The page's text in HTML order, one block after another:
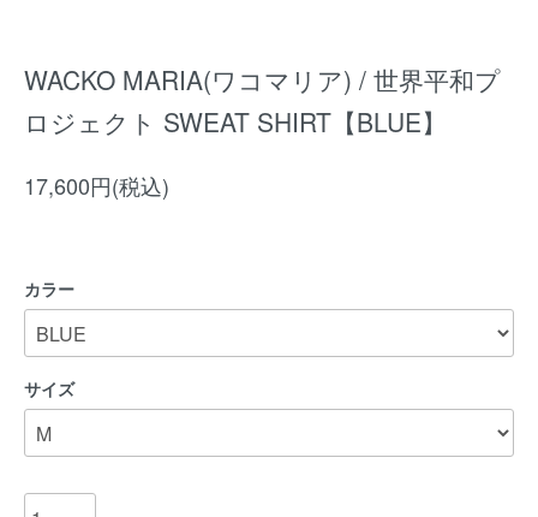
WACKO MARIA(ワコマリア) / 世界平和プ
ロジェクト SWEAT SHIRT【BLUE】
17,600円(税込)
カラー
サイズ